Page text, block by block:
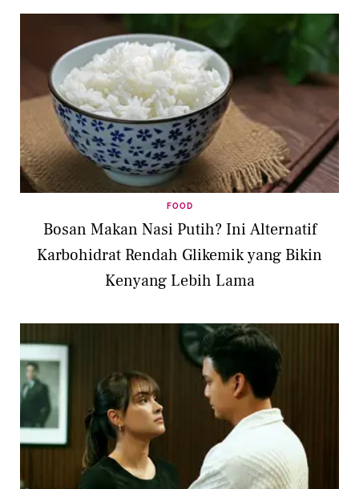
FOOD
Bosan Makan Nasi Putih? Ini Alternatif
Karbohidrat Rendah Glikemik yang Bikin
Kenyang Lebih Lama